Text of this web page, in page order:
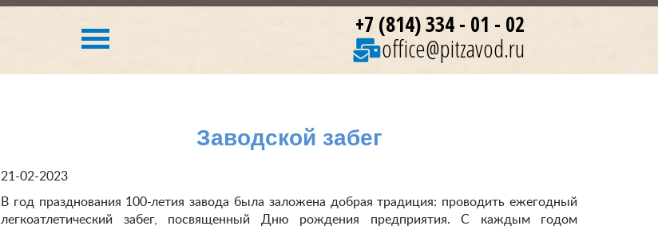
+7 (814) 334 - 01 - 02
office@pitzavod.ru
Заводской забег
21-02-2023
В год празднования 100-летия завода была заложена добрая традиция: проводить ежегодный
легкоатлетический забег, посвященный Дню рождения предприятия. С каждым годом